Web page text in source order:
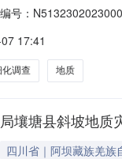
号：
151号联系方式：
17:41
化调查 地质
壤塘县斜坡地质
四川省｜阿坝藏族羌族